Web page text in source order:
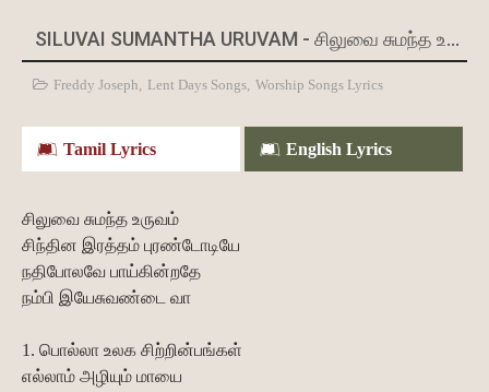
SILUVAI SUMANTHA URUVAM - சிலுவை சுமந்த உருவம் : LYRICS
Freddy Joseph, Lent Days Songs, Worship Songs Lyrics
Tamil Lyrics English Lyrics
சிலுவை சுமந்த உருவம்
சிந்தின இரத்தம் புரண்டோடியே
நதிபோலவே பாய்கின்றதே
நம்பி இயேசுவண்டை வா
1. பொல்லா உலக சிற்றின்பங்கள்
எல்லாம் அழியும் மாயை